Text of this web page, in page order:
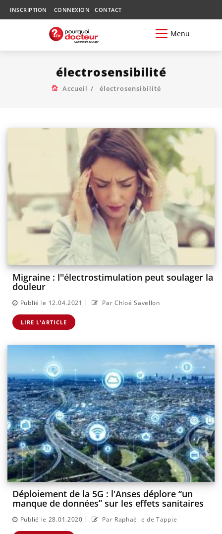
INSCRIPTION CONNEXION CONTACT
Menu
électrosensibilité
Accueil électrosensibilité
Migraine : l''électrostimulation peut soulager la
douleur
Publié le 12.04.2021 | Par Chloé Savellon
LIRE L'ARTICLE
Déploiement de la 5G : l'Anses déplore “un
manque de données” sur les effets sanitaires
Publié le 28.01.2020 | Par Raphaëlle de Tappie